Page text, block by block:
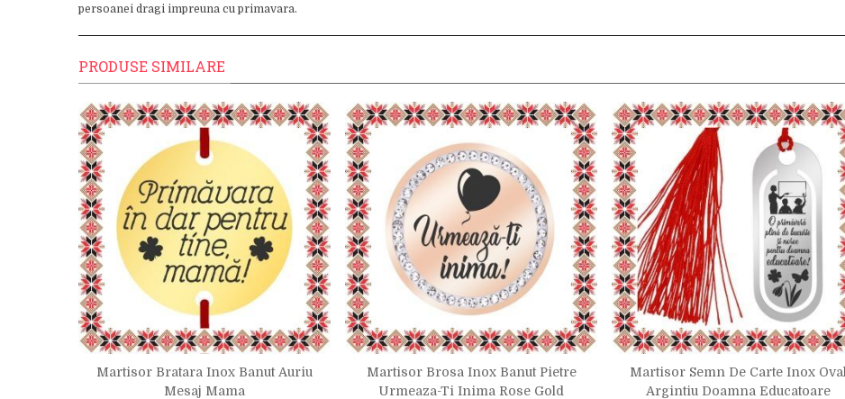
persoanei dragi impreuna cu primavara.
PRODUSE SIMILARE
Martisor Bratara Inox Banut Auriu
Mesaj Mama
Martisor Brosa Inox Banut Pietre
Urmeaza-Ti Inima Rose Gold
Martisor Semn De Carte Inox Oval
Argintiu Doamna Educatoare